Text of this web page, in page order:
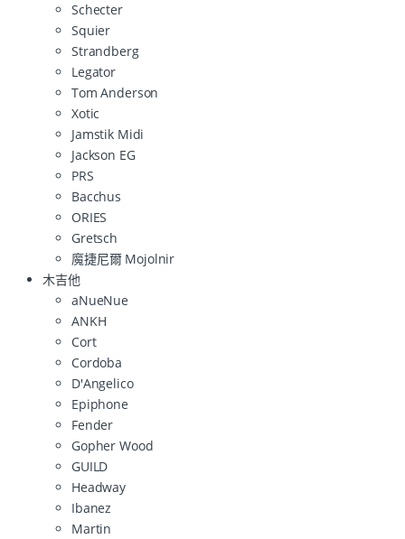
Schecter
Squier
Strandberg
Legator
Tom Anderson
Xotic
Jamstik Midi
Jackson EG
PRS
Bacchus
ORIES
Gretsch
魔捷尼爾 Mojolnir
木吉他
aNueNue
ANKH
Cort
Cordoba
D'Angelico
Epiphone
Fender
Gopher Wood
GUILD
Headway
Ibanez
Martin